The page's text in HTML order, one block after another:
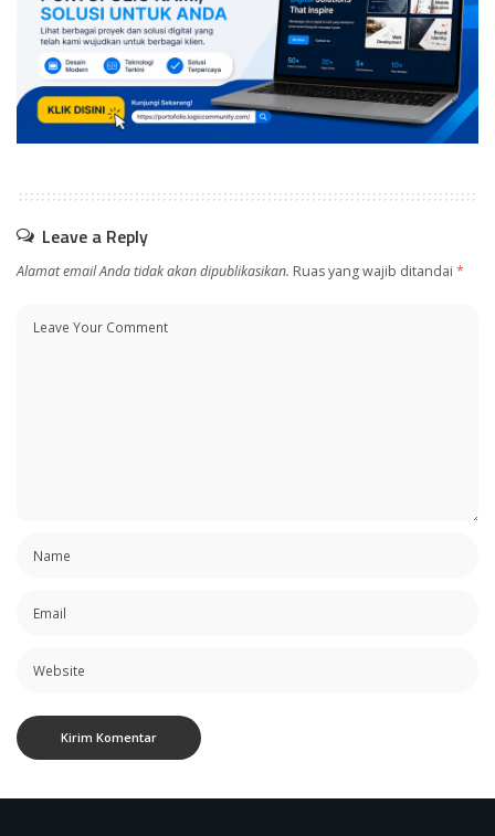
Leave a Reply
Alamat email Anda tidak akan dipublikasikan. Ruas yang wajib ditandai *